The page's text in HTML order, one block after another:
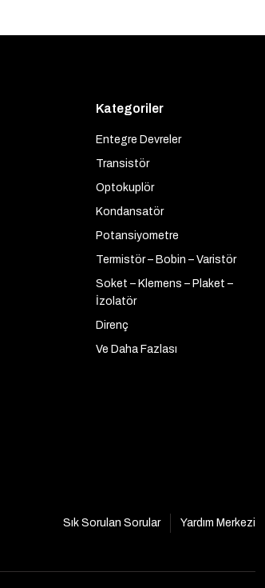
Kategoriler
Entegre Devreler
Transistör
Optokuplör
Kondansatör
Potansiyometre
Termistör – Bobin – Varistör
Soket – Klemens – Plaket –
İzolatör
Direnç
Ve Daha Fazlası
Sık Sorulan Sorular
Yardım Merkezi